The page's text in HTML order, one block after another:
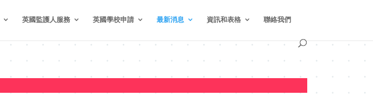
英國監護人服務 英國學校申請 最新消息 資訊和表格 聯絡我們